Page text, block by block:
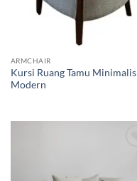
ARMCHAIR
Kursi Ruang Tamu Minimalis
Modern